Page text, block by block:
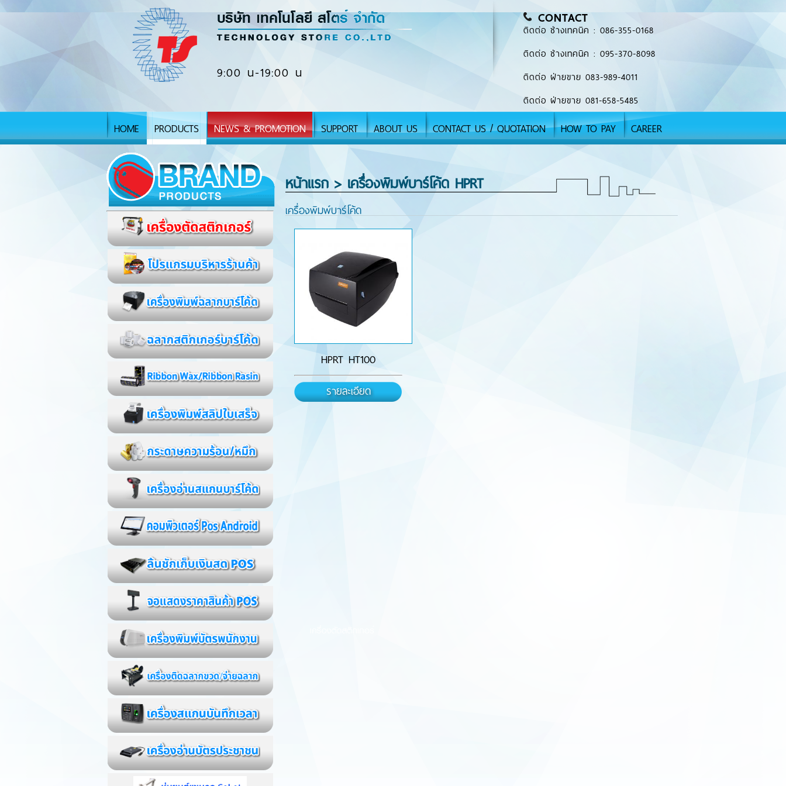
9:00 น-19:00 น
CONTACT
ติดต่อ ช่างเทคนิค : 086-355-0168
ติดต่อ ช่างเทคนิค : 095-370-8098
ติดต่อ ฝ่ายขาย 083-989-4011
ติดต่อ ฝ่ายขาย 081-658-5485
HOME PRODUCTS NEWS & PROMOTION SUPPORT ABOUT US CONTACT US / QUOTATION HOW TO PAY CAREER
หน้าแรก > เครื่ีองพิมพ์บาร์โค้ด HPRT
เครื่องพิมพ์บาร์โค้ด
HPRT HT100
รายละเอียด